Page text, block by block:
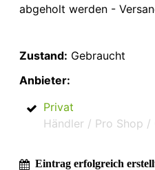
abgeholt werden -
Zustand: Gebraucht
Anbieter:
Privat
Händler / Pro Shop /
Eintrag erfolgreich